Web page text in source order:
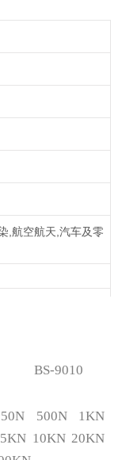
,航空航天,汽车及零
BS-9010
500N 1KN
10KN 20KN